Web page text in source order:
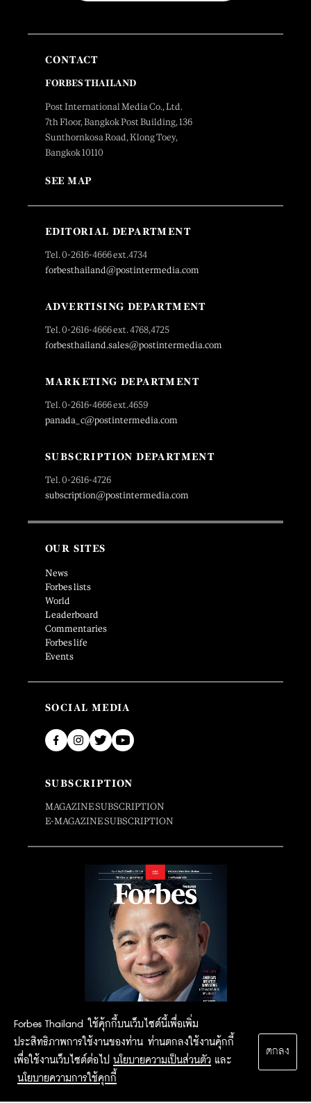
Forbes Thailand ใช้คุ้กกี้บนเว็บไซต์นี้เพื่อเพิ่ม
ประสิทธิภาพการใช้งานของท่าน ท่านตกลงใช้งานคุ้กกี้
เพื่อใช้งานเว็บไซต์ต่อไป นโยบายความเป็นส่วนตัว และ
นโยบายความการใช้คุกกี้
ตกลง
CONTACT
FORBES THAILAND
Post International Media Co., Ltd.
7th Floor, Bangkok Post Building, 136
Sunthornkosa Road, Klong Toey,
Bangkok 10110
SEE MAP
EDITORIAL DEPARTMENT
Tel. 0-2616-4666 ext.4734
forbesthailand@postintermedia.com
ADVERTISING DEPARTMENT
Tel. 0-2616-4666 ext. 4768,4725
forbesthailand.sales@postintermedia.com
MARKETING DEPARTMENT
Tel. 0-2616-4666 ext.4659
panada_c@postintermedia.com
SUBSCRIPTION DEPARTMENT
Tel. 0-2616-4726
subscription@postintermedia.com
OUR SITES
News
Forbes lists
World
Leaderboard
Commentaries
Forbes life
Events
SOCIAL MEDIA
SUBSCRIPTION
MAGAZINE SUBSCRIPTION
E-MAGAZINE SUBSCRIPTION
2015 Forbesthailand.com ALL RIGHTS RESERVED